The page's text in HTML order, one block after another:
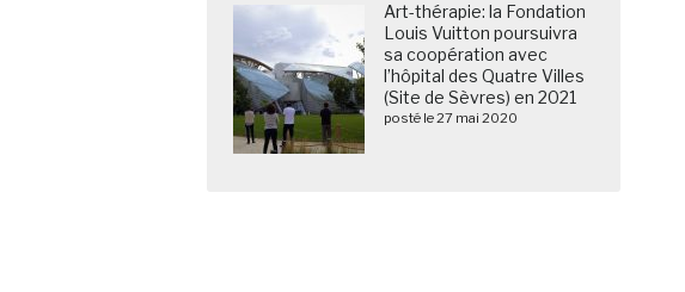
Art-thérapie: la Fondation
Louis Vuitton poursuivra
sa coopération avec
l’hôpital des Quatre Villes
(Site de Sèvres) en 2021
posté le 27 mai 2020